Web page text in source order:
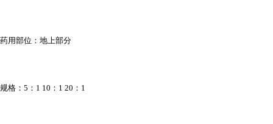
药用部位：地上部分
规格：5：1 10：1 20：1